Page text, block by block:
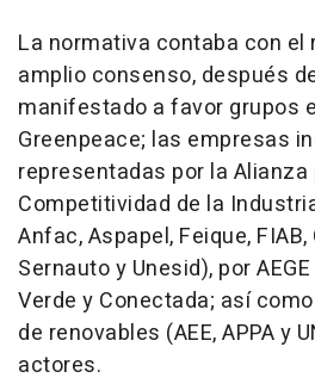
La normativa contaba con el
amplio consenso, después
manifestado a favor grupos
Greenpeace; las empresas
representadas por la Alianza
Competitividad de la
Anfac, Aspapel, Feique,
Sernauto y Unesid), por
Verde y Conectada; así
de renovables (AEE, APPA y
actores.